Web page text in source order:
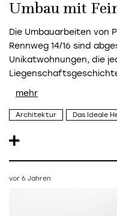
Umbau mit
Die Umbauarbeiten von
Rennweg 14/16 sind
Unikatwohnungen, die
Architektur Das Ideale
vor 6 Jahren